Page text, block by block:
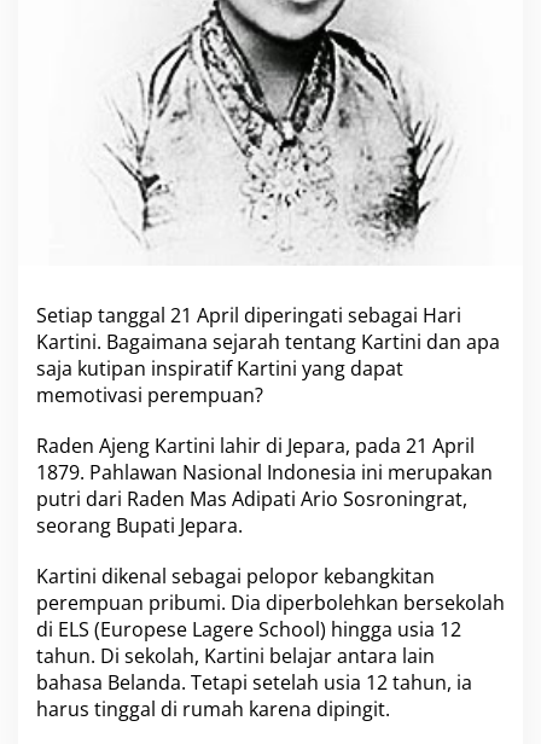
a
n
I
n
s
p
u
K
a
r
n
i
Setiap tanggal 21 April diperingati sebagai Hari
Kartini. Bagaimana sejarah tentang Kartini dan apa
saja kutipan inspiratif Kartini yang dapat
memotivasi perempuan?
Raden Ajeng Kartini lahir di Jepara, pada 21 April
1879. Pahlawan Nasional Indonesia ini merupakan
putri dari Raden Mas Adipati Ario Sosroningrat,
seorang Bupati Jepara.
Kartini dikenal sebagai pelopor kebangkitan
perempuan pribumi. Dia diperbolehkan bersekolah
di ELS (Europese Lagere School) hingga usia 12
tahun. Di sekolah, Kartini belajar antara lain
bahasa Belanda. Tetapi setelah usia 12 tahun, ia
harus tinggal di rumah karena dipingit.